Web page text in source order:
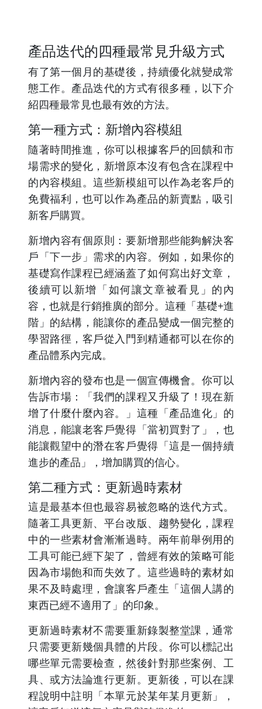
產品迭代的四種最常見升級方式
有了第一個月的基礎後，持續優化就變成常
態工作。產品迭代的方式有很多種，以下介
紹四種最常見也最有效的方法。
第一種方式：新增內容模組
隨著時間推進，你可以根據客戶的回饋和市
場需求的變化，新增原本沒有包含在課程中
的內容模組。這些新模組可以作為老客戶的
免費福利，也可以作為產品的新賣點，吸引
新客戶購買。
新增內容有個原則：要新增那些能夠解決客
戶「下一步」需求的內容。例如，如果你的
基礎寫作課程已經涵蓋了如何寫出好文章，
後續可以新增「如何讓文章被看見」的內
容，也就是行銷推廣的部分。這種「基礎+進
階」的結構，能讓你的產品變成一個完整的
學習路徑，客戶從入門到精通都可以在你的
產品體系內完成。
新增內容的發布也是一個宣傳機會。你可以
告訴市場：「我們的課程又升級了！現在新
增了什麼什麼內容。」這種「產品進化」的
消息，能讓老客戶覺得「當初買對了」，也
能讓觀望中的潛在客戶覺得「這是一個持續
進步的產品」，增加購買的信心。
第二種方式：更新過時素材
這是最基本但也最容易被忽略的迭代方式。
隨著工具更新、平台改版、趨勢變化，課程
中的一些素材會漸漸過時。兩年前舉例用的
工具可能已經下架了，曾經有效的策略可能
因為市場飽和而失效了。這些過時的素材如
果不及時處理，會讓客戶產生「這個人講的
東西已經不適用了」的印象。
更新過時素材不需要重新錄製整堂課，通常
只需要更新幾個具體的片段。你可以標記出
哪些單元需要檢查，然後針對那些案例、工
具、或方法論進行更新。更新後，可以在課
程說明中註明「本單元於某年某月更新」，